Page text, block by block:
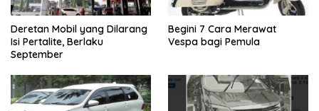
Deretan Mobil yang Dilarang
Isi Pertalite, Berlaku
September
Begini 7 Cara Merawat
Vespa bagi Pemula